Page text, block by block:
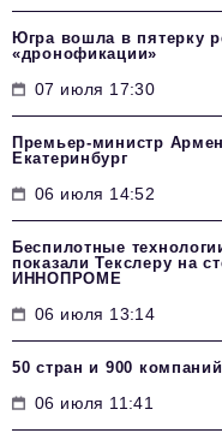
Югра вошла в пятерку
«дронофикации»
07 июля 17:30
Премьер-министр
Екатеринбург
06 июля 14:52
Беспилотные
показали Текслеру на
ИННОПРОМЕ
06 июля 13:14
50 стран и 900
06 июля 11:41